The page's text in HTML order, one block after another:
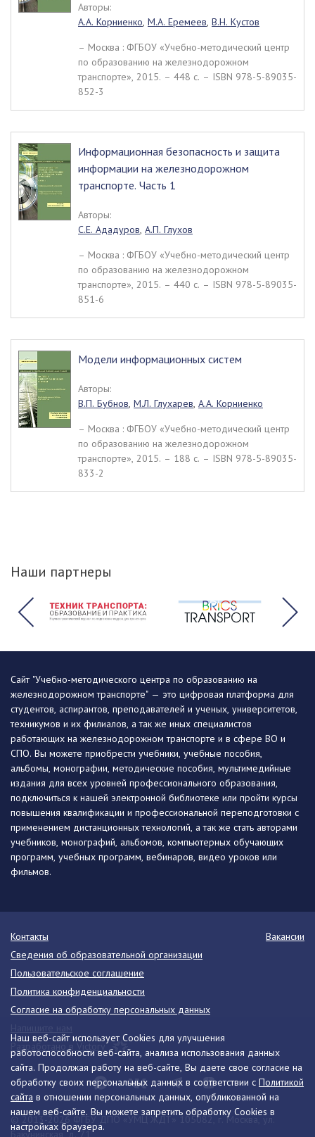
Авторы:
А.А. Корниенко, М.А. Еремеев, В.Н. Кустов
– Москва : ФГБОУ «Учебно-методический центр
по образованию на железнодорожном
транспорте», 2015. – 448 c. – ISBN 978-5-89035-
852-3
Информационная безопасность и защита
информации на железнодорожном
транспорте. Часть 1
Авторы:
С.Е. Ададуров, А.П. Глухов
– Москва : ФГБОУ «Учебно-методический центр
по образованию на железнодорожном
транспорте», 2015. – 440 c. – ISBN 978-5-89035-
851-6
Модели информационных систем
Авторы:
В.П. Бубнов, М.Л. Глухарев, А.А. Корниенко
– Москва : ФГБОУ «Учебно-методический центр
по образованию на железнодорожном
транспорте», 2015. – 188 c. – ISBN 978-5-89035-
833-2
Наши партнеры
Наш веб-сайт использует Cookies для улучшения
работоспособности веб-сайта, анализа использования данных
сайта. Продолжая работу на веб-сайте, Вы даете свое согласие на
обработку своих персональных данных в соответствии с Политикой
сайта в отношении персональных данных, опубликованной на
нашем веб-сайте. Вы можете запретить обработку Cookies в
настройках браузера.
Сайт "Учебно-методического центра по образованию на
железнодорожном транспорте" — это цифровая платформа для
студентов, аспирантов, преподавателей и ученых, университетов,
техникумов и их филиалов, а так же иных специалистов
работающих на железнодорожном транспорте и в сфере ВО и
СПО. Вы можете приобрести учебники, учебные пособия,
альбомы, монографии, методические пособия, мультимедийные
издания для всех уровней профессионального образования,
подключиться к нашей электронной библиотеке или пройти курсы
повышения квалификации и профессиональной переподготовки с
применением дистанционных технологий, а так же стать авторами
учебников, монографий, альбомов, компьютерных обучающих
программ, учебных программ, вебинаров, видео уроков или
фильмов.
© 2013-2026 ФГБУ ДПО «УМЦ ЖДТ» 105082, г. Москва, ул.
Бакунинская, д. 71
Контакты
Вакансии
Сведения об образовательной организации
Пользовательское соглашение
Политика конфиденциальности
Согласие на обработку персональных данных
Разработано в Victory